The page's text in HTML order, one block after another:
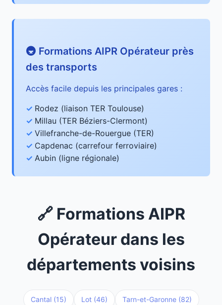
🚇 Formations AIPR Opérateur près
des transports
Accès facile depuis les principales gares :
Rodez (liaison TER Toulouse)
Millau (TER Béziers-Clermont)
Villefranche-de-Rouergue (TER)
Capdenac (carrefour ferroviaire)
Aubin (ligne régionale)
🔗 Formations AIPR
Opérateur dans les
départements voisins
Cantal (15) Lot (46) Tarn-et-Garonne (82)